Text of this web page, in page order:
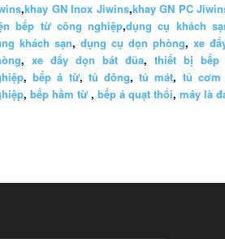
,khay GN Inox Jiwins,khay GN PC
bếp từ công nghiệp,dụng cụ khách
khách sạn, dụng cụ dọn phòng, xe
, xe đẩy dọn bát đũa, thiết bị bếp
,bếp á từ, tủ đông,tủ mát, tủ cơm
, bếp hầm từ , bếp á quạt thổi, máy là